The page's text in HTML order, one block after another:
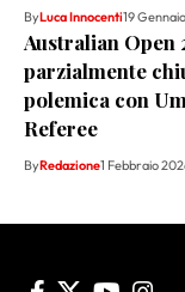
ByLuca Innocenti19
Australian Open
parzialmente
polemica con
Referee
ByRedazione1 Febbraio